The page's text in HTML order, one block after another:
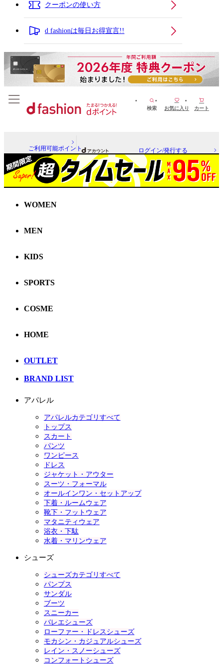
クーポンの使い方
d fashionは毎日お得宣言!!
検索 お気に入り カート
ご利用可能ポイント ログイン/発行する
WOMEN
MEN
KIDS
SPORTS
COSME
HOME
OUTLET
BRAND LIST
アパレル
アパレルカテゴリすべて
トップス
スカート
パンツ
ワンピース
ドレス
ジャケット・アウター
スーツ・フォーマル
オールインワン・セットアップ
下着・ルームウェア
靴下・フットウェア
マタニティウェア
浴衣・下駄
水着・マリンウェア
シューズ
シューズカテゴリすべて
パンプス
サンダル
ブーツ
スニーカー
バレエシューズ
ローファー・ドレスシューズ
モカシン・カジュアルシューズ
レイン・スノーシューズ
コンフォートシューズ